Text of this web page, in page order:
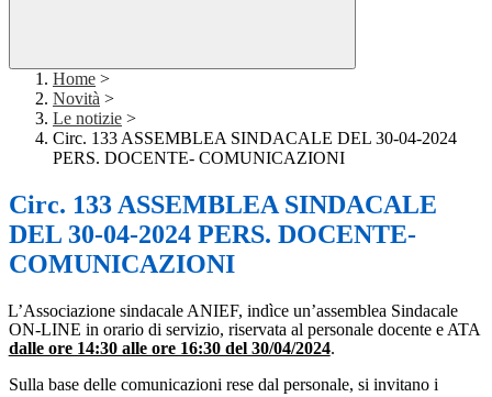
Home >
Novità >
Le notizie >
Circ. 133 ASSEMBLEA SINDACALE DEL 30-04-2024
PERS. DOCENTE- COMUNICAZIONI
Circ. 133 ASSEMBLEA SINDACALE
DEL 30-04-2024 PERS. DOCENTE-
COMUNICAZIONI
L’Associazione sindacale ANIEF, indìce un’assemblea Sindacale
ON-LINE in orario di servizio, riservata al personale docente e ATA
dalle ore 14:30 alle ore 16:30 del 30/04/2024.
Sulla base delle comunicazioni rese dal personale, si invitano i